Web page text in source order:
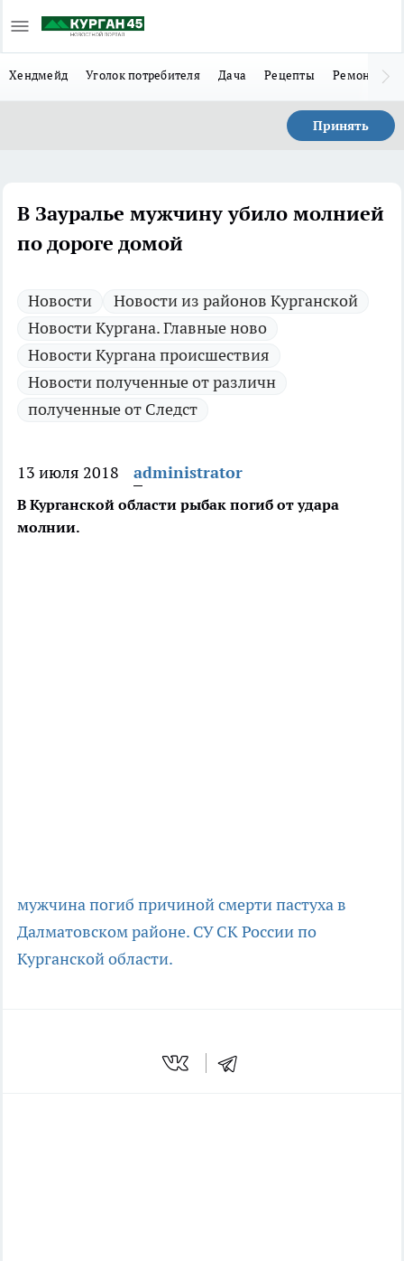
Хендмейд Уголок потребителя Дача Рецепты Ремонт
Принять
В Зауралье мужчину убило молнией
по дороге домой
Новости
Новости из районов Курганской
Новости Кургана. Главные ново
Новости Кургана происшествия
Новости полученные от различн
полученные от Следст
13 июля 2018 administrator
В Курганской области рыбак погиб от удара
молнии.
мужчина погиб причиной смерти пастуха в
Далматовском районе. СУ СК России по
Курганской области.